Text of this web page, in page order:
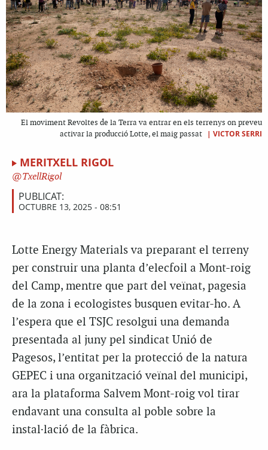
El moviment Revoltes de la Terra va entrar en els terrenys on preveu
activar la producció Lotte, el maig passat
| VICTOR SERRI
MERITXELL RIGOL
TxellRigol
PUBLICAT:
OCTUBRE 13, 2025 - 08:51
Lotte Energy Materials va preparant el terreny
per construir una planta d’elecfoil a Mont-roig
del Camp, mentre que part del veïnat, pagesia
de la zona i ecologistes busquen evitar-ho. A
l’espera que el TSJC resolgui una demanda
presentada al juny pel sindicat Unió de
Pagesos, l’entitat per la protecció de la natura
GEPEC i una organització veïnal del municipi,
ara la plataforma Salvem Mont-roig vol tirar
endavant una consulta al poble sobre la
instal·lació de la fàbrica.